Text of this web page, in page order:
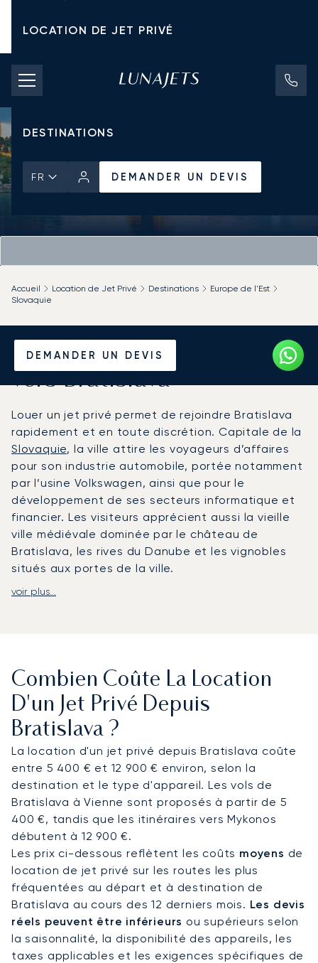
LOCATION DE JET PRIVÉ
TARIFS D'AFFRÈTEMENT
JETS PRIVÉS
DESTINATIONS
FR DEMANDER UN DEVIS
DEMANDER UN DEVIS
Accueil Location de Jet Privé Destinations
Europe de l'Est
Slovaquie
Louer un Jet Privé depuis et
vers Bratislava
Louer un jet privé permet de rejoindre Bratislava
rapidement et en toute discrétion. Capitale de la
Slovaquie, la ville attire les voyageurs d’affaires
pour son industrie automobile, portée notamment
par l’usine Volkswagen, ainsi que pour le
développement de ses secteurs informatique et
financier. Les visiteurs apprécient aussi la vieille
ville médiévale dominée par le château de
Bratislava, les rives du Danube et les vignobles
situés aux portes de la ville.
LunaJets organise des vols depuis et vers
hôtels du centre-ville, le Penati Golf Resort ou les
domaines viticoles des environs.
Premier courtier européen certifié par ARGUS,
LunaJets met vingt ans d’expertise au service de
ses clients. À Bratislava, cela permet notamment
d’organiser des vols de dernière minute pour des
réunions d’affaires, de coordonner des transferts
vers la route des Petites Carpates ou d’assurer
des correspondances efficaces avec Vienne et
les pincipales ville d’Europe centrale.
voir plus...
Combien Coûte La Location
D'un Jet Privé Depuis
Bratislava ?
La location d'un jet privé depuis Bratislava coûte
entre 5 400 € et 12 900 € environ, selon la
destination et le type d'appareil. Les vols de
Bratislava à Vienne sont proposés à partir de 5
400 €, tandis que les itinéraires vers Mykonos
débutent à 12 900 €.
Les prix ci-dessous reflètent les coûts moyens de
location de jet privé sur les routes les plus
fréquentées au départ et à destination de
Bratislava au cours des 12 derniers mois. Les devis
réels peuvent être inférieurs ou supérieurs selon
la saisonnalité, la disponibilité des appareils, les
taxes applicables et les exigences spécifiques de